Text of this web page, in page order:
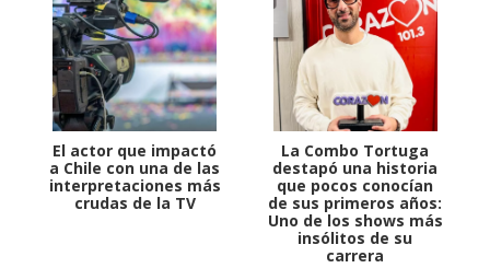
El actor que impactó
a Chile con una de las
interpretaciones más
crudas de la TV
La Combo Tortuga
destapó una historia
que pocos conocían
de sus primeros años:
Uno de los shows más
insólitos de su
carrera